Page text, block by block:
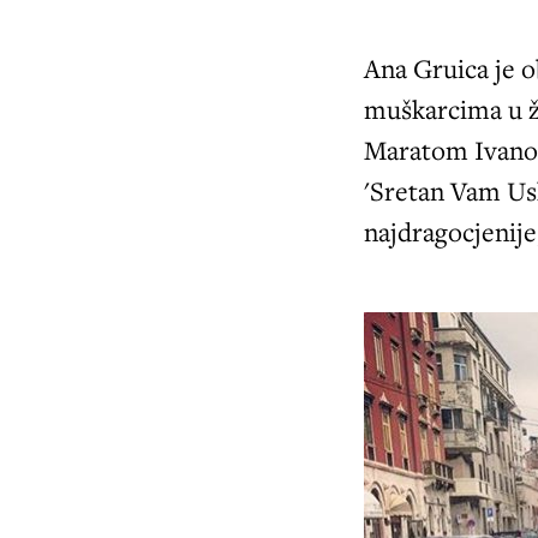
Ana Gruica je
muškarcima u
Maratom
'Sretan Vam